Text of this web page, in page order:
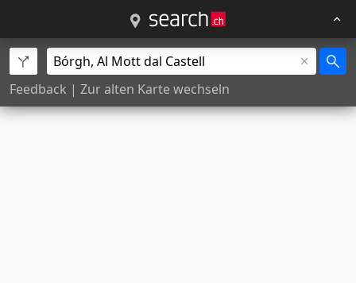
Feedback | Zur alten Karte wechseln